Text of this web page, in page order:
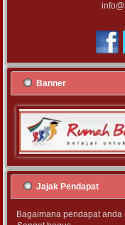
Banner
Jajak Pendapat
Bagaimana pendapat